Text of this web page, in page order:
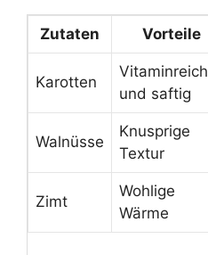
Zutaten Vorteile
Karotten
Vitaminreich
und saftig
Walnüsse
Knusprige
Textur
Zimt
Wohlige
Wärme